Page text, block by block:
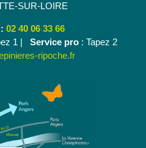
SUR-LOIRE
02 40 06 33 66
1 | Service pro: Tapez 2
ripoche.fr